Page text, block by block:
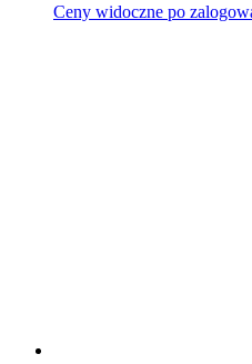
Ceny widoczne po